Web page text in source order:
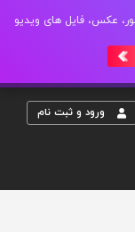
طرح لایه باز، وکتور، عکس، فایل های ویدیو
ورود و ثبت نام